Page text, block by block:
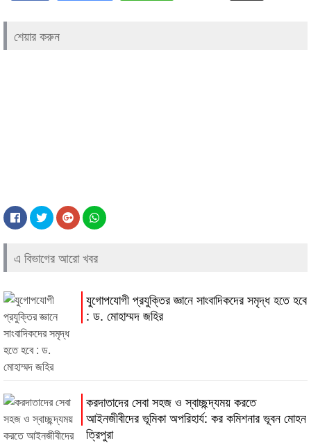
শেয়ার করুন
এ বিভাগের আরো খবর
যুগোপযোগী প্রযুক্তির জ্ঞানে সাংবাদিকদের সমৃদ্ধ হতে হবে
: ড. মোহাম্মদ জহির
করদাতাদের সেবা সহজ ও স্বাচ্ছন্দ্যময় করতে
আইনজীবীদের ভূমিকা অপরিহার্য: কর কমিশনার ভূবন মোহন
ত্রিপুরা